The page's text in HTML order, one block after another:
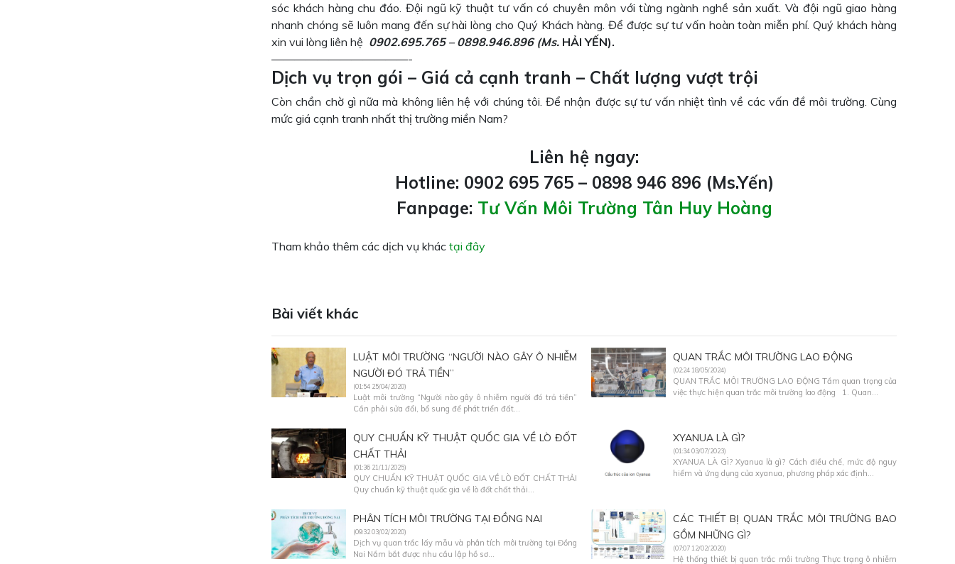
sóc khách hàng chu đáo. Đội ngũ kỹ thuật tư vấn có chuyên môn với từng ngành nghề sản xuất. Và đội ngũ giao hàng
nhanh chóng sẽ luôn mang đến sự hài lòng cho Quý Khách hàng. Để được sự tư vấn hoàn toàn miễn phí. Quý khách hàng
xin vui lòng liên hệ 0902.695.765 – 0898.946.896 (Ms. HẢI YẾN).
————————————-
Dịch vụ trọn gói – Giá cả cạnh tranh – Chất lượng vượt trội
Còn chần chờ gì nữa mà không liên hệ với chúng tôi. Để nhận được sự tư vấn nhiệt tình về các vấn đề môi trường. Cùng
mức giá cạnh tranh nhất thị trường miền Nam?
Liên hệ ngay:
Hotline: 0902 695 765 – 0898 946 896 (Ms.Yến)
Fanpage: Tư Vấn Môi Trường Tân Huy Hoàng
Tham khảo thêm các dịch vụ khác tại đây
Bài viết khác
LUẬT MÔI TRƯỜNG “NGƯỜI NÀO GÂY Ô NHIỄM
NGƯỜI ĐÓ TRẢ TIỀN”
(01:54 25/04/2020)
Luật môi trường “Người nào gây ô nhiễm người đó trả tiền”
Cần phải sửa đổi, bổ sung để phát triển đất...
QUAN TRẮC MÔI TRƯỜNG LAO ĐỘNG
(02:24 18/05/2024)
QUAN TRẮC MÔI TRƯỜNG LAO ĐỘNG Tầm quan trọng của
việc thực hiện quan trắc môi trường lao động 1. Quan...
QUY CHUẨN KỸ THUẬT QUỐC GIA VỀ LÒ ĐỐT
CHẤT THẢI
(01:36 21/11/2025)
QUY CHUẨN KỸ THUẬT QUỐC GIA VỀ LÒ ĐỐT CHẤT THẢI
Quy chuẩn kỹ thuật quốc gia về lò đốt chất thải...
XYANUA LÀ GÌ?
(01:34 03/07/2023)
XYANUA LÀ GÌ? Xyanua là gì? Cách điều chế, mức độ nguy
hiểm và ứng dụng của xyanua, phương pháp xác định...
PHÂN TÍCH MÔI TRƯỜNG TẠI ĐỒNG NAI
(09:32 03/02/2020)
Dịch vụ quan trắc lấy mẫu và phân tích môi trường tại Đồng
Nai Nắm bắt được nhu cầu lập hồ sơ...
CÁC THIẾT BỊ QUAN TRẮC MÔI TRƯỜNG BAO
GỒM NHỮNG GÌ?
(07:07 12/02/2020)
Hệ thống thiết bị quan trắc môi trường Thực trạng ô nhiễm